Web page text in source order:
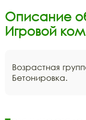
Описание
Игровой
Возрастная
Бетонировка.